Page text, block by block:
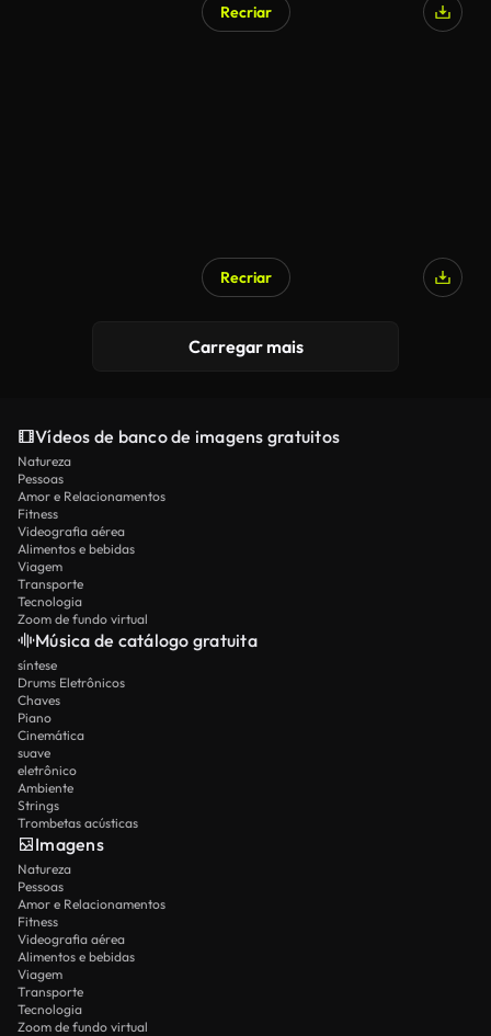
Recriar
Recriar
Carregar mais
Vídeos de banco de imagens gratuitos
Natureza
Pessoas
Amor e Relacionamentos
Fitness
Videografia aérea
Alimentos e bebidas
Viagem
Transporte
Tecnologia
Zoom de fundo virtual
Música de catálogo gratuita
síntese
Drums Eletrônicos
Chaves
Piano
Cinemática
suave
eletrônico
Ambiente
Strings
Trombetas acústicas
Imagens
Natureza
Pessoas
Amor e Relacionamentos
Fitness
Videografia aérea
Alimentos e bebidas
Viagem
Transporte
Tecnologia
Zoom de fundo virtual